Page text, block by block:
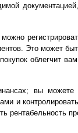
Это может
облегчит
вы
и
рентабельность